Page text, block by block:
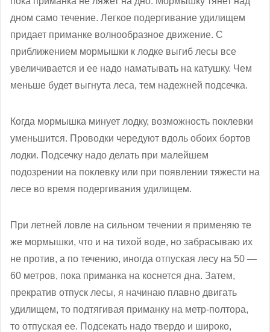
дном само течение. Легкое подергивание удилищем
придает приманке волнообразное движение. С
приближением мормышки к лодке выгиб лесы все
увеличивается и ее надо наматывать на катушку. Чем
меньше будет выгнута леса, тем надежней подсечка.
Когда мормышка минует лодку, возможность поклевки
уменьшится. Проводки чередуют вдоль обоих бортов
лодки. Подсечку надо делать при малейшем
подозрении на поклевку или при появлении тяжести на
лесе во время подергивания удилищем.
При летней ловле на сильном течении я применяю те
же мормышки, что и на тихой воде, но забрасываю их
не против, а по течению, иногда отпуская лесу на 50 —
60 метров, пока приманка на коснется дна. Затем,
прекратив отпуск лесы, я начинаю плавно двигать
удилищем, то подтягивая приманку на метр-полтора,
то отпуская ее. Подсекать надо твердо и широко,